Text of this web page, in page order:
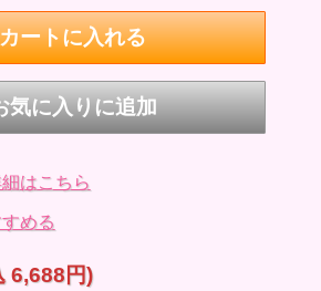
はこちら
める
6,688円)